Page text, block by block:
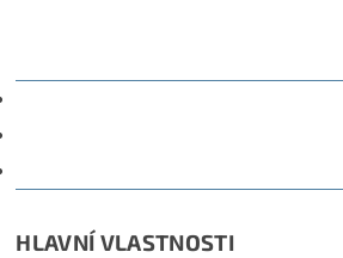
HLAVNÍ VLASTNOSTI